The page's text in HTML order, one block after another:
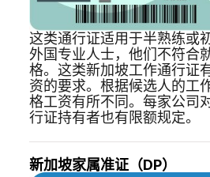
这类通行证适用于半熟练或
外国专业人士，他们不符合
格。这类新加坡工作通行证
资的要求。根据候选人的工
格工资有所不同。每家公司
行证持有者也有限额规定。
新加坡家属准证（DP）